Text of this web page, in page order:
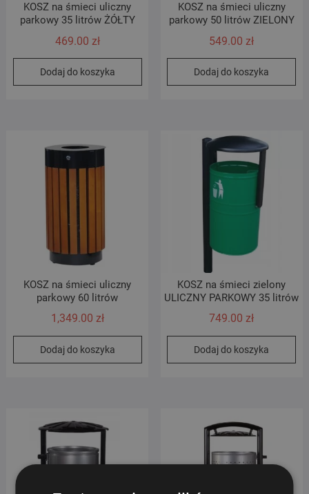
KOSZ na śmieci uliczny
parkowy 35 litrów ŻÓŁTY
469.00 zł
Dodaj do koszyka
KOSZ na śmieci uliczny
parkowy 50 litrów ZIELONY
549.00 zł
Dodaj do koszyka
KOSZ na śmieci uliczny
parkowy 60 litrów
1,349.00 zł
Dodaj do koszyka
KOSZ na śmieci zielony
ULICZNY PARKOWY 35 litrów
749.00zł
Dodaj do koszyka